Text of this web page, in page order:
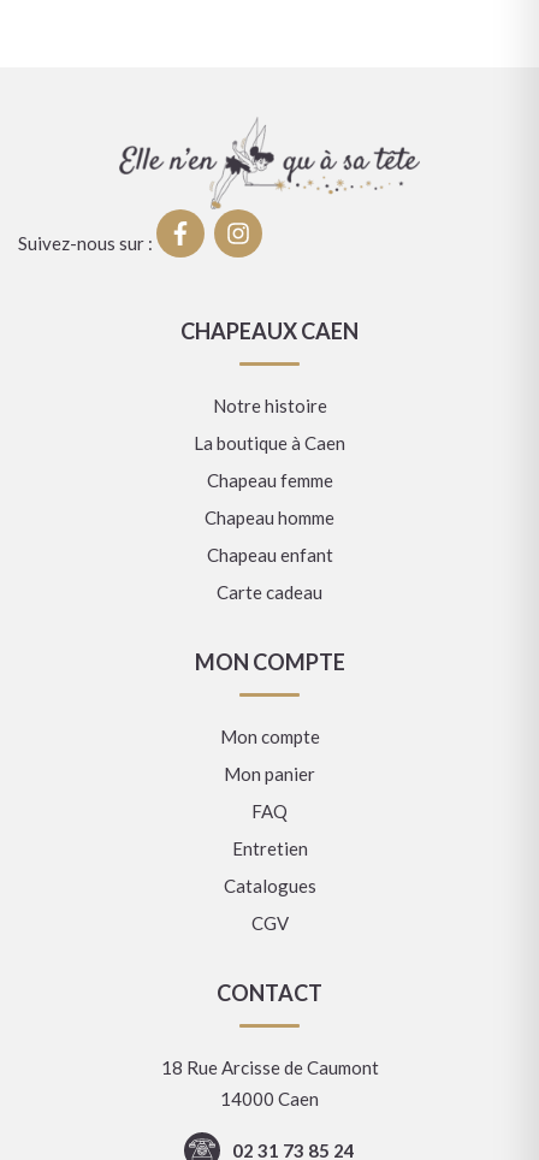
Suivez-nous sur :
CHAPEAUX CAEN
Notre histoire
La boutique à Caen
Chapeau femme
Chapeau homme
Chapeau enfant
Carte cadeau
MON COMPTE
Mon compte
Mon panier
FAQ
Entretien
Catalogues
CGV
CONTACT
18 Rue Arcisse de Caumont
14000 Caen
02 31 73 85 24